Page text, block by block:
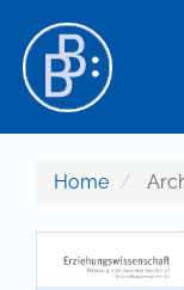
Hauptinhalt
Sidebar
Home